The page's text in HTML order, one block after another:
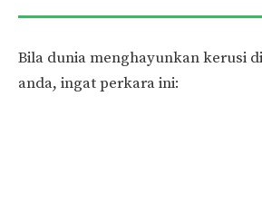
Bila dunia menghayunkan kerusi
anda, ingat perkara ini: